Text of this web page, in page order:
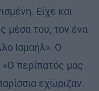
Είχε και
μέσα του, τον ένα
Ισμαήλ». Ο
«Ο περίπατός μας
εχώριζαν.